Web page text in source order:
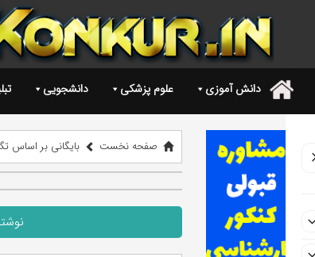
. دانش آموزی علوم پزشکی دانشجویی
صفحه نخست بایگانی بر اساس